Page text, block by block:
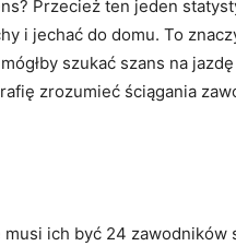
Przecież ten jeden
i jechać do domu. To
szukać szans na
zrozumieć ściągania
ich być 24